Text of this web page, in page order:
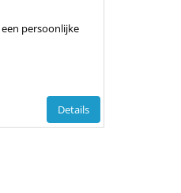
persoonlijke
Details